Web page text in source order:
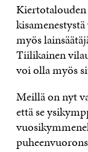
Kiertotalouden
myös
Tiilikainen
voi olla myös
Meillä on nyt
että se